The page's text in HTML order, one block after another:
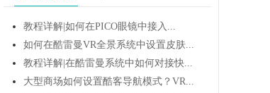
教程详解|如何在PICO眼镜中接入...
如何在酷雷曼VR全景系统中设置皮肤...
教程详解|在酷雷曼系统中如何对接快...
大型商场如何设置酷客导航模式？VR...